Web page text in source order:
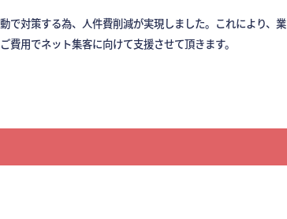
で対策する為、人件費削減が実現しました。これにより、業
費用でネット集客に向けて支援させて頂きます。